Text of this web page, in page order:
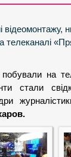
телеканалі
побували на
стали